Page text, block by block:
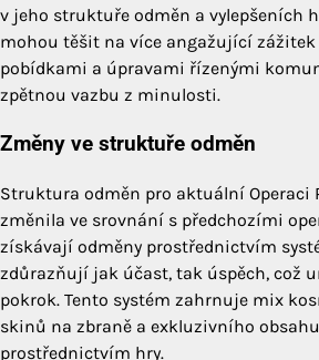
v jeho struktuře odměn a vylepšeních
mohou těšit na více angažující zážitek
pobídkami a úpravami řízenými
zpětnou vazbu z minulosti.
Změny ve struktuře odměn
Struktura odměn pro aktuální Operaci
změnila ve srovnání s předchozími
získávají odměny prostřednictvím
zdůrazňují jak účast, tak úspěch, což
pokrok. Tento systém zahrnuje mix
skinů na zbraně a exkluzivního
prostřednictvím hry.